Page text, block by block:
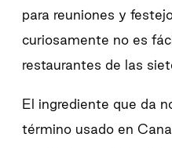
para reuniones y
curiosamente no es
restaurantes de las
El ingrediente que da
término usado en